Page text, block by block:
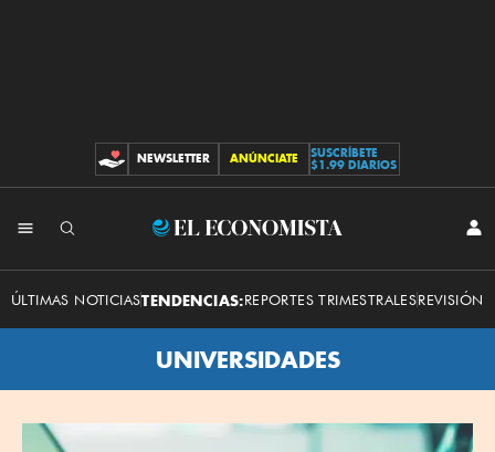
CONTRIBUCIONES
NEWSLETTER ANÚNCIATE
SUSCRÍBETE
$1.99 DIARIOS
El
Economista
ÚLTIMAS NOTICIASTENDENCIAS:REPORTES TRIMESTRALESREVISIÓN
UNIVERSIDADES